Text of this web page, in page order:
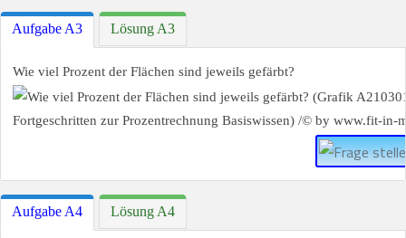
Aufgabe A3 Lösung A3
Wie viel Prozent der Flächen sind jeweils gefärbt?
Aufgabe A4 Lösung A4